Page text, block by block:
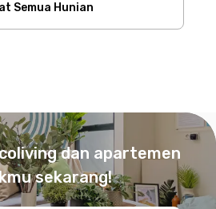
Semua Hunian
dan apartemen
sekarang!